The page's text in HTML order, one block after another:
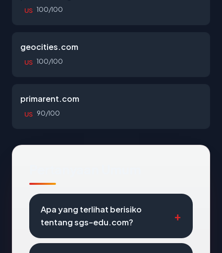
US 100/100
geocities.com
US 100/100
primarent.com
US 90/100
Apa yang terlihat berisiko
tentang sgs-edu.com?